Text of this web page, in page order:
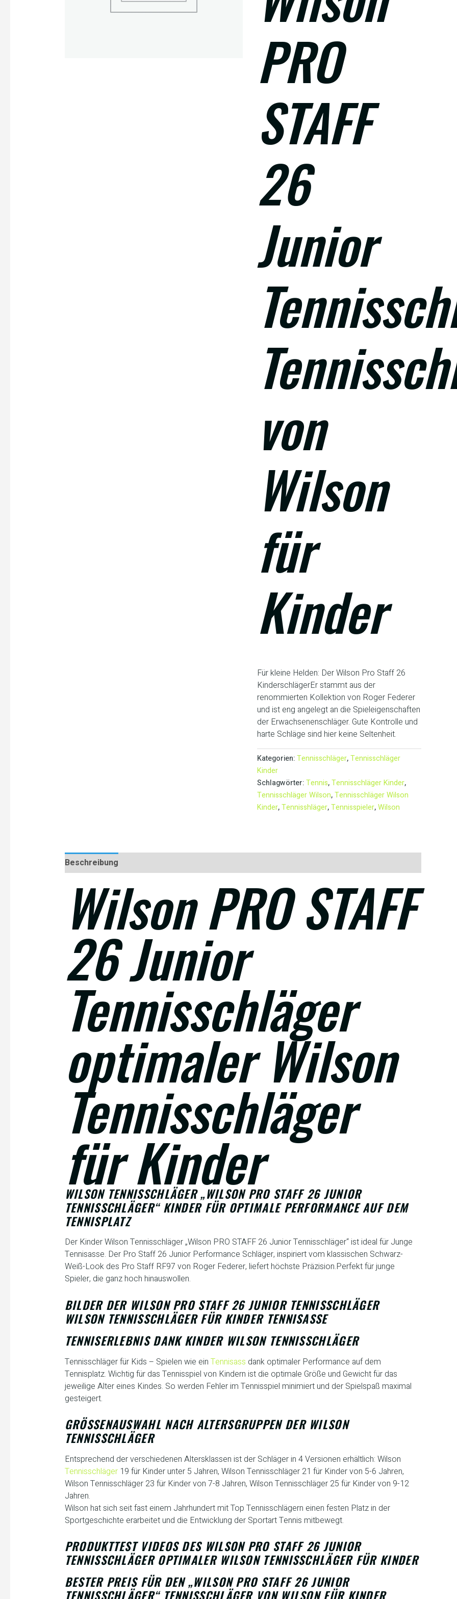
PRO
STAFF
26
Junior
von
Wilson
für
Kinder
Für kleine Helden: Der Wilson Pro Staff 26
KinderschlägerEr stammt aus der
renommierten Kollektion von Roger Federer
und ist eng angelegt an die Spieleigenschaften
der Erwachsenenschläger. Gute Kontrolle und
harte Schläge sind hier keine Seltenheit.
Kategorien:Tennisschläger,Tennisschläger
Kinder
Schlagwörter:Tennis,Tennisschläger Kinder,
Tennisschläger Wilson,Tennisschläger Wilson
Kinder,Tennisshläger,Tennisspieler,Wilson
Beschreibung
Wilson PRO STAFF
26 Junior
Tennisschläger
optimaler Wilson
Tennisschläger
für Kinder
WILSON TENNISSCHLÄGER „WILSON PRO STAFF 26 JUNIOR
TENNISSCHLÄGER“ KINDER FÜR OPTIMALE PERFORMANCE AUF DEM
TENNISPLATZ
Der Kinder Wilson Tennisschläger „Wilson PRO STAFF 26 Junior Tennisschläger“ ist ideal für Junge
Tennisasse. Der Pro Staff 26 Junior Performance Schläger, inspiriert vom klassischen Schwarz-
Weiß-Look des Pro Staff RF97 von Roger Federer, liefert höchste Präzision.Perfekt für junge
Spieler, die ganz hoch hinauswollen.
BILDER DER WILSON PRO STAFF 26 JUNIOR TENNISSCHLÄGER
WILSON TENNISSCHLÄGER FÜR KINDER TENNISASSE
TENNISERLEBNIS DANK KINDER WILSON TENNISSCHLÄGER
Tennisschläger für Kids – Spielen wie ein Tennisass dank optimaler Performance auf dem
Tennisplatz. Wichtig für das Tennisspiel von Kindern ist die optimale Größe und Gewicht für das
jeweilige Alter eines Kindes. So werden Fehler im Tennisspiel minimiert und der Spielspaß maximal
gesteigert.
GRÖSSENAUSWAHL NACH ALTERSGRUPPEN DER WILSON T
ENNISSCHLÄGER
Entsprechend der verschiedenen Altersklassen ist der Schläger in 4 Versionen erhältlich: Wilson
Tennisschläger19 für Kinder unter 5 Jahren, Wilson Tennisschläger 21 für Kinder von 5-6 Jahren,
Wilson Tennisschläger 23 für Kinder von 7-8 Jahren, Wilson Tennisschläger 25 für Kinder von 9-12
Jahren.
Wilson hat sich seit fast einem Jahrhundert mit Top Tennisschlägern einen festen Platz in der
Sportgeschichte erarbeitet und die Entwicklung der Sportart Tennis mitbewegt.
PRODUKTTEST VIDEOS DES WILSON PRO STAFF 26 JUNIOR
TENNISSCHLÄGER OPTIMALER WILSON TENNISSCHLÄGER FÜR KINDER
BESTER PREIS FÜR DEN „WILSON PRO STAFF 26 JUNIOR
TENNISSCHLÄGER“ TENNISSCHLÄGER VON WILSON FÜR KINDER